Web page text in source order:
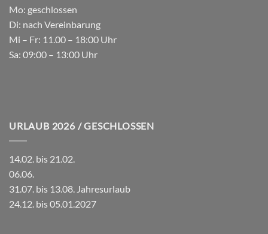
Mo: geschlossen
Di: nach Vereinbarung
Mi – Fr: 11.00 – 18:00 Uhr
Sa: 09:00 – 13:00 Uhr
URLAUB 2026 / GESCHLOSSEN
14.02. bis 21.02.
06.06.
31.07. bis 13.08. Jahresurlaub
24.12. bis 05.01.2027